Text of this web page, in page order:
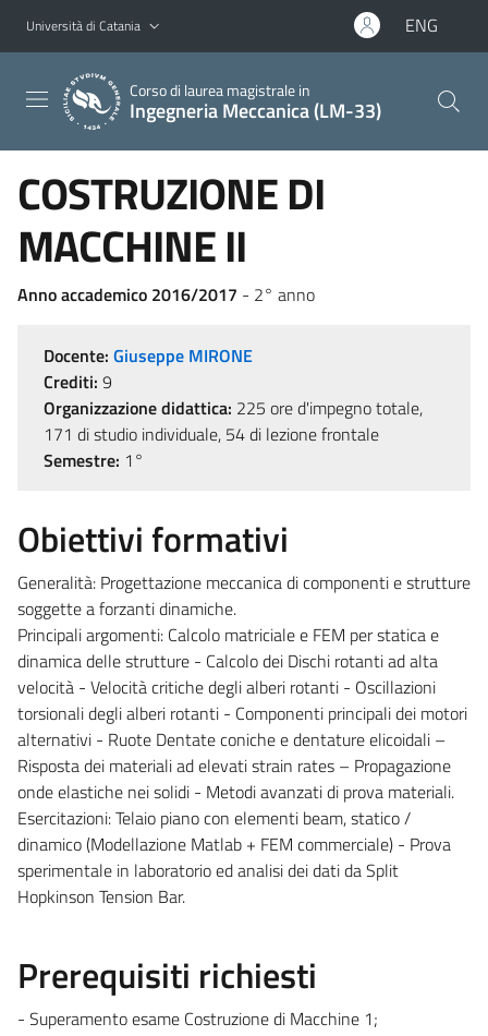
Vai al contenuto principale
Vai al menu di navigazione
Università di Catania ENG
Corso di laurea magistrale in
Ingegneria Meccanica (LM-33)
COSTRUZIONE DI
MACCHINE II
Anno accademico 2016/2017 - 2° anno
Docente: Giuseppe MIRONE
Crediti: 9
Organizzazione didattica: 225 ore d'impegno totale,
171 di studio individuale, 54 di lezione frontale
Semestre: 1°
Obiettivi formativi
Generalità: Progettazione meccanica di componenti e strutture
soggette a forzanti dinamiche.
Principali argomenti: Calcolo matriciale e FEM per statica e
dinamica delle strutture - Calcolo dei Dischi rotanti ad alta
velocità - Velocità critiche degli alberi rotanti - Oscillazioni
torsionali degli alberi rotanti - Componenti principali dei motori
alternativi - Ruote Dentate coniche e dentature elicoidali –
Risposta dei materiali ad elevati strain rates – Propagazione
onde elastiche nei solidi - Metodi avanzati di prova materiali.
Esercitazioni: Telaio piano con elementi beam, statico /
dinamico (Modellazione Matlab + FEM commerciale) - Prova
sperimentale in laboratorio ed analisi dei dati da Split
Hopkinson Tension Bar.
Prerequisiti richiesti
- Superamento esame Costruzione di Macchine 1;